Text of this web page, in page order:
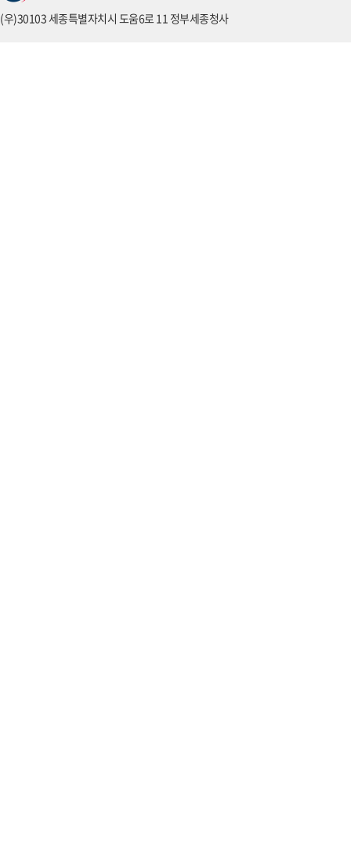
(우)30103 세종특별자치시 도움6로 11 정부세종청사